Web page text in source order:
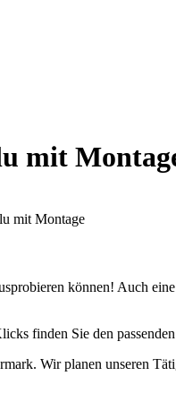
mit
können! Auch eine
finden Sie den
Wir planen unseren